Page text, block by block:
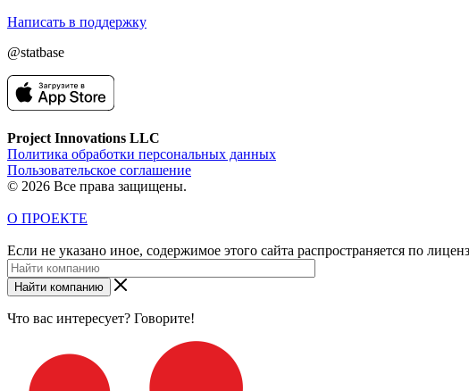
Написать в поддержку
@statbase
Project Innovations LLC
Политика обработки персональных данных
Пользовательское соглашение
© 2026 Все права защищены.
О ПРОЕКТЕ
Если не указано иное, содержимое этого сайта распространяется по
Найти компанию
Что вас интересует? Говорите!